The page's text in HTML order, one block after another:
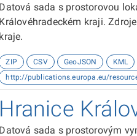
Datová sada s prostorovou
Královéhradeckém kraji.
kraje.
ZIP CSV GeoJSON KML
http://publications.europa.eu/
Hranice
Datová sada s prostorovým